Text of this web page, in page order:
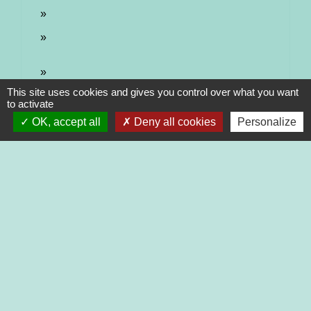
This site uses cookies and gives you control over what you want
to activate
OK, accept all
Deny all cookies Personalize